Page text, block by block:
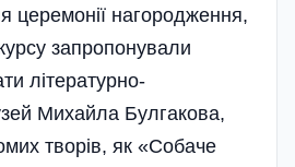
церемонії нагородження,
запропонували
літературно-
Михайла Булгакова,
творів, як «Собаче